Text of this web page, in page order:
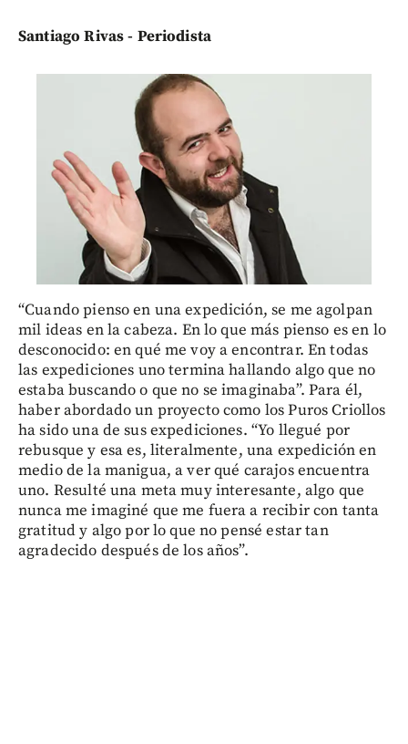
Santiago Rivas - Periodista
“Cuando pienso en una expedición, se me agolpan
mil ideas en la cabeza. En lo que más pienso es en lo
desconocido: en qué me voy a encontrar. En todas
las expediciones uno termina hallando algo que no
estaba buscando o que no se imaginaba”. Para él,
haber abordado un proyecto como los Puros Criollos
ha sido una de sus expediciones. “Yo llegué por
rebusque y esa es, literalmente, una expedición en
medio de la manigua, a ver qué carajos encuentra
uno. Resulté una meta muy interesante, algo que
nunca me imaginé que me fuera a recibir con tanta
gratitud y algo por lo que no pensé estar tan
agradecido después de los años”.